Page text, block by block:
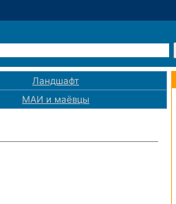
Ландшафт
МАИ и маёвцы